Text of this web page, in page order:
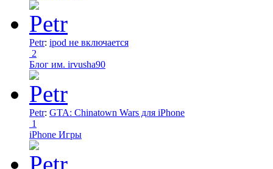
Petr: ipod не включается
2
Блог им. irvusha90
Petr: GTA: Chinatown Wars для iPhone
1
iPhone Игры